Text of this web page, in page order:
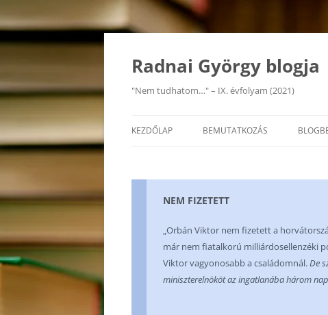
Kilépés
tartalomba
Radnai György blogja
"Nem tudhatom…" – IX. évfolyam (2021)
KEZDŐLAP BEMUTATKOZÁS
NEM FIZETETT
„Orbán Viktor nem fizetett a
már nem fiatalkorú milliárdosellenzéki
Viktor vagyonosabb a családomnál.De
miniszterelnököt az ingatlanába három